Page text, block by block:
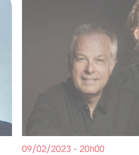
09/02/2023 - 20h00